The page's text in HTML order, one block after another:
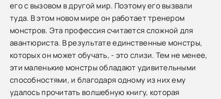
его с вызовом в другой мир. Поэтому его вызвали
туда. В этом новом мире он работает тренером
монстров. Эта профессия считается сложной для
авантюриста. В результате единственные монстры,
которых он может обучать, - это слизи. Тем не менее,
эти маленькие монстры обладают удивительными
способностями, и благодаря одному из них ему
удалось прочитать волшебную книгу, которая